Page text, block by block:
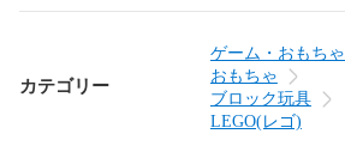
カテゴリー
ゲーム・おもち
おもちゃ
ブロック玩具
LEGO(レゴ)